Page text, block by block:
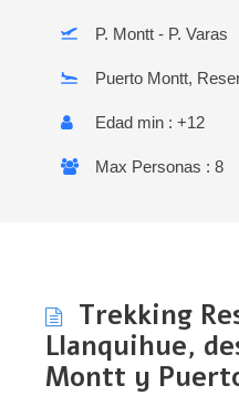
P. Montt - P. Varas
Puerto Montt,
Edad min : +12
Max Personas : 8
Trekking
Llanquihue,
Montt y